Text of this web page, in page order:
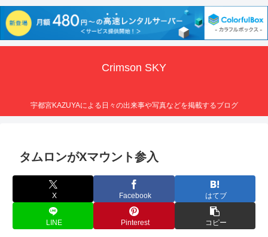
Crimson SKY
宇都宮KAZUYAによる日々の出来事や写真などを掲載するブログ
タムロンがXマウント参入
X Facebook はてブ
LINE Pinterest コピー